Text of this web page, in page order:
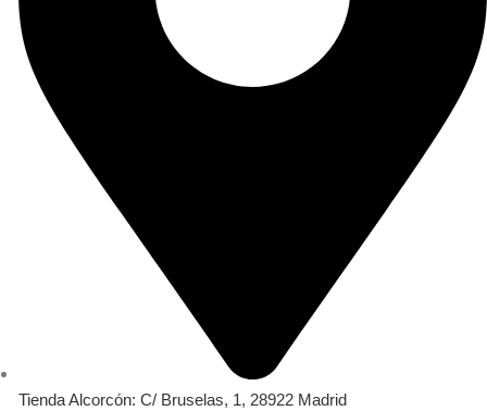
Tienda Alcorcón: C/ Bruselas, 1, 28922 Madrid